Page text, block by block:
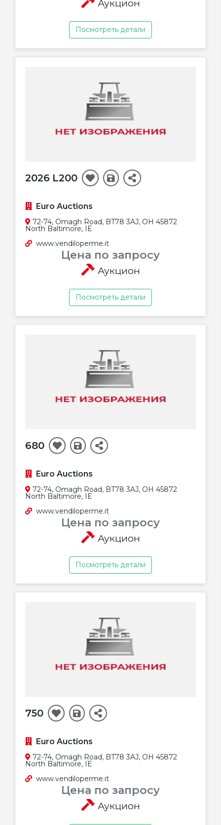
Аукцион
Посмотреть детали
2026 L200
Euro Auctions
72-74, Omagh Road, BT78 3AJ, OH 45872
North Baltimore, IE
www.vendiloperme.it
Цена по запросу
Аукцион
Посмотреть детали
680
Euro Auctions
72-74, Omagh Road, BT78 3AJ, OH 45872
North Baltimore, IE
www.vendiloperme.it
Цена по запросу
Аукцион
Посмотреть детали
750
Euro Auctions
72-74, Omagh Road, BT78 3AJ, OH 45872
North Baltimore, IE
www.vendiloperme.it
Цена по запросу
Аукцион